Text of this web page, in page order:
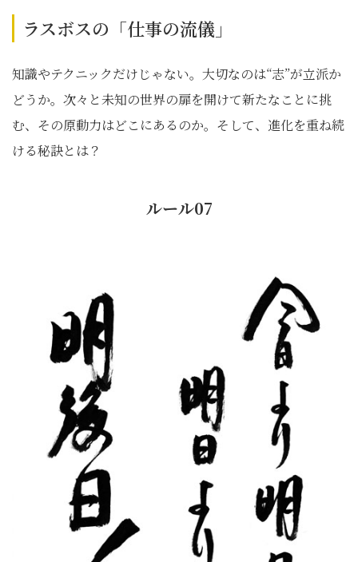
ラスボスの「仕事の流儀」
知識やテクニックだけじゃない。大切なのは“志”が立派か
どうか。次々と未知の世界の扉を開けて新たなことに挑
む、その原動力はどこにあるのか。そして、進化を重ね続
ける秘訣とは？
ルール07